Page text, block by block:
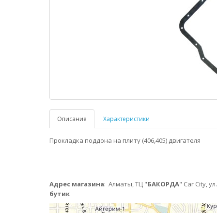
Описание Характеристики
Прокладка поддона на плиту (406,405) двигателя
Адрес магазина: Алматы,ТЦ "БАКОРДА" Car City,
бутик